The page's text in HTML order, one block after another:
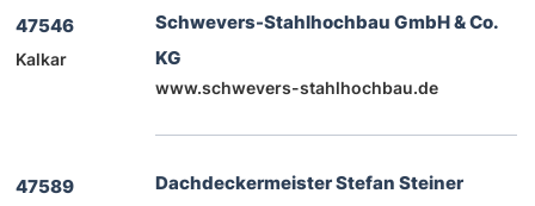
47546
Kalkar
Schwevers-Stahlhochbau GmbH & Co.
KG
www.schwevers-stahlhochbau.de
47589 Dachdeckermeister Stefan Steiner